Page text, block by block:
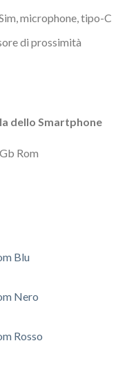
microphone, tipo-C
di prossimità
dello Smartphone
Rom